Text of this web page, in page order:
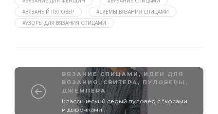
#ВЯЗАНЫЙ ПУЛОВЕР
#СХЕМЫ ВЯЗАНИЯ СПИЦАМИ
#УЗОРЫ ДЛЯ ВЯЗАНИЯ СПИЦАМИ
ВЯЗАНИЕ СПИЦАМИ, ИДЕИ ДЛЯ
ВЯЗАНИЯ,СВИТЕРА, ПУЛОВЕРЫ,
ДЖЕМПЕРА
Классический серый пуловер с "косами
и дырочками".